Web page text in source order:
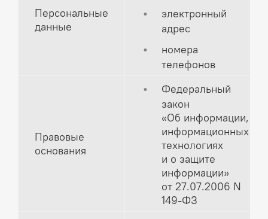
Персональные
данные
электронный
адрес
номера
телефонов
Правовые
основания
Федеральный
закон
«Об информации,
информационных
технологиях
и о защите
информации»
от 27.07.2006 N
149-ФЗ